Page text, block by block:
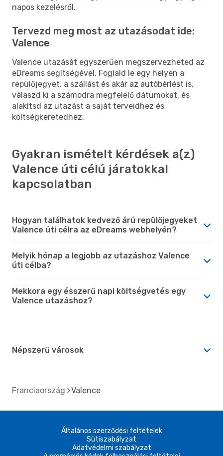
napos kezelésről.
Tervezd meg most az utazásodat ide:
Valence
Valence utazását egyszerűen megszervezheted az
eDreams segítségével. Foglald le egy helyen a
repülőjegyet, a szállást és akár az autóbérlést is,
válaszd ki a számodra megfelelő dátumokat, és
alakítsd az utazást a saját terveidhez és
költségkeretedhez.
Gyakran ismételt kérdések a(z)
Valence úti célú járatokkal
kapcsolatban
Hogyan találhatok kedvező árú repülőjegyeket
Valence úti célra az eDreams webhelyén?
Melyik hónap a legjobb az utazáshoz Valence
úti célba?
Mekkora egy ésszerű napi költségvetés egy
Valence utazáshoz?
Népszerű városok
Franciaország Valence
Általános szerződési feltételek
Sütiszabályzat
Adatvédelmi szabályzat